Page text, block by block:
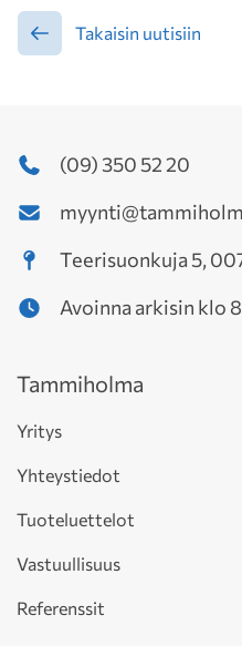
Takaisin uutisiin
(09) 350 52 20
Teerisuonkuja 5,
Avoinna arkisin klo
Tammiholma
Yritys
Yhteystiedot
Tuoteluettelot
Vastuullisuus
Referenssit